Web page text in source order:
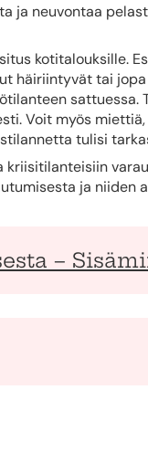
ja neuvontaa
kotitalouksille.
häiriintyvät tai
sattuessa.
Voit myös
tulisi
kriisitilanteisiin
ja niiden
–